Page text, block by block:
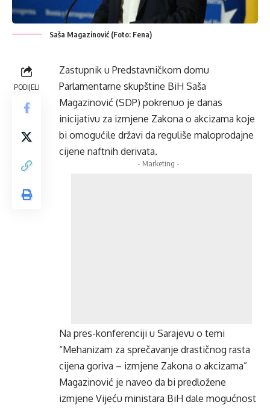
Saša Magazinović (Foto: Fena)
PODIJELI
Zastupnik u Predstavničkom domu
Parlamentarne skupštine BiH Saša
Magazinović (SDP) pokrenuo je danas
inicijativu za izmjene Zakona o akcizama koje
bi omogućile državi da reguliše maloprodajne
cijene naftnih derivata.
- Marketing -
Na pres-konferenciji u Sarajevu o temi
“Mehanizam za sprečavanje drastičnog rasta
cijena goriva – izmjene Zakona o akcizama”
Magazinović je naveo da bi predložene
izmjene Vijeću ministara BiH dale mogućnost